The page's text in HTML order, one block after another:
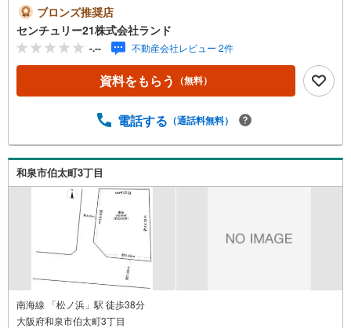
本店は・・・ お客様のニーズに寄り添い、大切なお住ま
いのご購入に最後まで伴走いたします！●リフォームのご相
談も承っております。●購入・売却・ローンのご相談・・・
なんでもお気軽にご相談くださいませ！〇大阪メトロ御堂
筋線「北花田」駅より徒歩約10分！○JR阪和線「浅香」駅
より徒歩約8分！〇営業時間:10:00～20:00（火曜日・水曜
ーズにご案内が可能です。ご連絡お待ちしております！
ブロンズ推奨店
センチュリー21株式会社ランド
-.-- 不動産会社レビュー 2件
資料をもらう （無料）
電話する （通話料無料）
和泉市伯太町3丁目
南海線 「松ノ浜」駅 徒歩38分
大阪府和泉市伯太町3丁目